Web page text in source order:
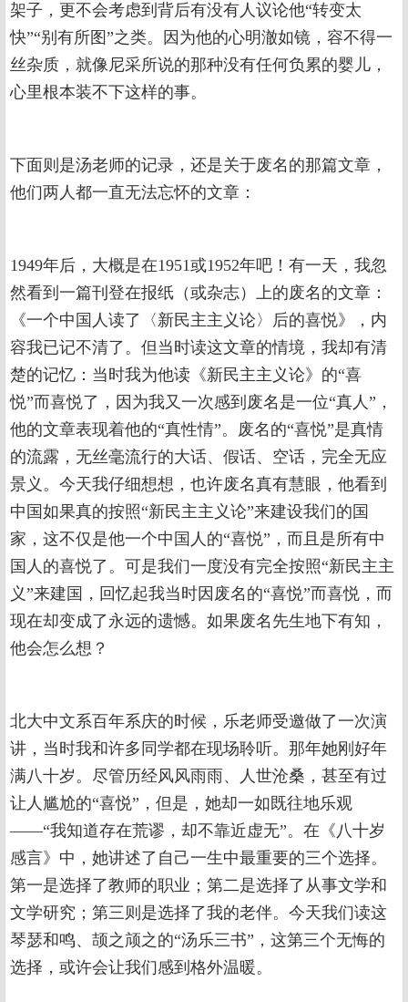
架子，更不会考虑到背后有没有人议论他“转变太
快”“别有所图”之类。因为他的心明澈如镜，容不得一
丝杂质，就像尼采所说的那种没有任何负累的婴儿，
心里根本装不下这样的事。
下面则是汤老师的记录，还是关于废名的那篇文章，
他们两人都一直无法忘怀的文章：
1949年后，大概是在1951或1952年吧！有一天，我忽
然看到一篇刊登在报纸（或杂志）上的废名的文章：
《一个中国人读了〈新民主主义论〉后的喜悦》，内
容我已记不清了。但当时读这文章的情境，我却有清
楚的记忆：当时我为他读《新民主主义论》的“喜
悦”而喜悦了，因为我又一次感到废名是一位“真人”，
他的文章表现着他的“真性情”。废名的“喜悦”是真情
的流露，无丝毫流行的大话、假话、空话，完全无应
景义。今天我仔细想想，也许废名真有慧眼，他看到
中国如果真的按照“新民主主义论”来建设我们的国
家，这不仅是他一个中国人的“喜悦”，而且是所有中
国人的喜悦了。可是我们一度没有完全按照“新民主主
义”来建国，回忆起我当时因废名的“喜悦”而喜悦，而
现在却变成了永远的遗憾。如果废名先生地下有知，
他会怎么想？
北大中文系百年系庆的时候，乐老师受邀做了一次演
讲，当时我和许多同学都在现场聆听。那年她刚好年
满八十岁。尽管历经风风雨雨、人世沧桑，甚至有过
让人尴尬的“喜悦”，但是，她却一如既往地乐观
——“我知道存在荒谬，却不靠近虚无”。在《八十岁
感言》中，她讲述了自己一生中最重要的三个选择。
第一是选择了教师的职业；第二是选择了从事文学和
文学研究；第三则是选择了我的老伴。今天我们读这
琴瑟和鸣、颉之颃之的“汤乐三书”，这第三个无悔的
选择，或许会让我们感到格外温暖。